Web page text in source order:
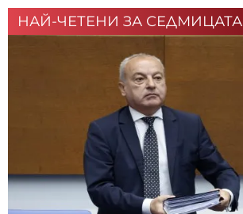
НАЙ-ЧЕТЕНИ ЗА СЕДМИЦАТА